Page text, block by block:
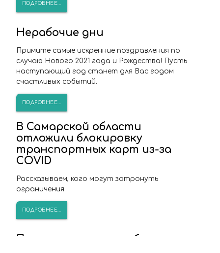
ПОДРОБНЕЕ...
Нерабочие дни
Примите самые искренние поздравления по
случаю Нового 2021 года и Рождества! Пусть
наступающий год станет для Вас годом
счастливых событий.
ПОДРОБНЕЕ...
В Самарской области
отложили блокировку
транспортных карт из-за
COVID
Рассказываем, кого могут затронуть
ограничения
ПОДРОБНЕЕ...
Пожилым жителям области не